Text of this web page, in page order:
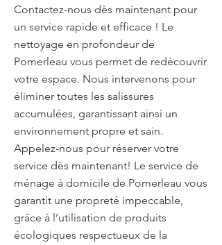
Contactez-nous dès maintenant pour
un service rapide et efficace ! Le
nettoyage en profondeur de
Pomerleau vous permet de redécouvrir
votre espace. Nous intervenons pour
éliminer toutes les salissures
accumulées, garantissant ainsi un
environnement propre et sain.
Appelez-nous pour réserver votre
service dès maintenant! Le service de
ménage à domicile de Pomerleau vous
garantit une propreté impeccable,
grâce à l’utilisation de produits
écologiques respectueux de la